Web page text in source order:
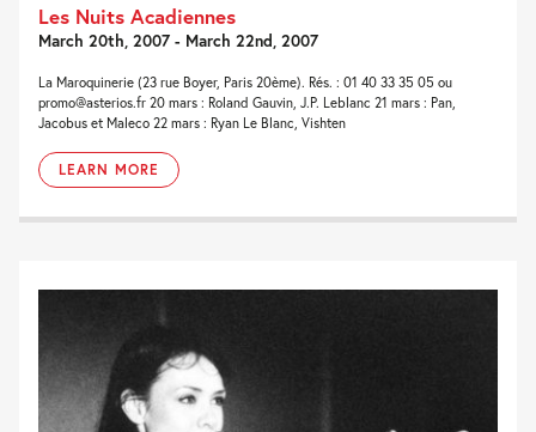
Les Nuits Acadiennes
March 20th, 2007 - March 22nd, 2007
La Maroquinerie (23 rue Boyer, Paris 20ème). Rés. : 01 40 33 35 05 ou
promo@asterios.fr 20 mars : Roland Gauvin, J.P. Leblanc 21 mars : Pan,
Jacobus et Maleco 22 mars : Ryan Le Blanc, Vishten
LEARN MORE